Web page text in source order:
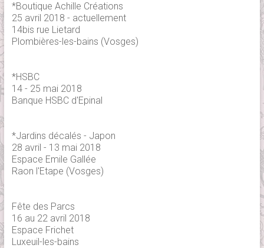
*Boutique Achille Créations
25 avril 2018 - actuellement
14bis rue Lietard
Plombières-les-bains (Vosges)
*HSBC
14 - 25 mai 2018
Banque HSBC d'Epinal
*Jardins décalés - Japon
28 avril - 13 mai 2018
Espace Emile Gallée
Raon l'Etape (Vosges)
Fête des Parcs
16 au 22 avril 2018
Espace Frichet
Luxeuil-les-bains